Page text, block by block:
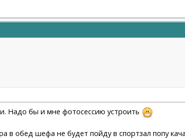
Надо бы и мне фотосессию устроить
обед шефа не будет пойду в спортзал попу